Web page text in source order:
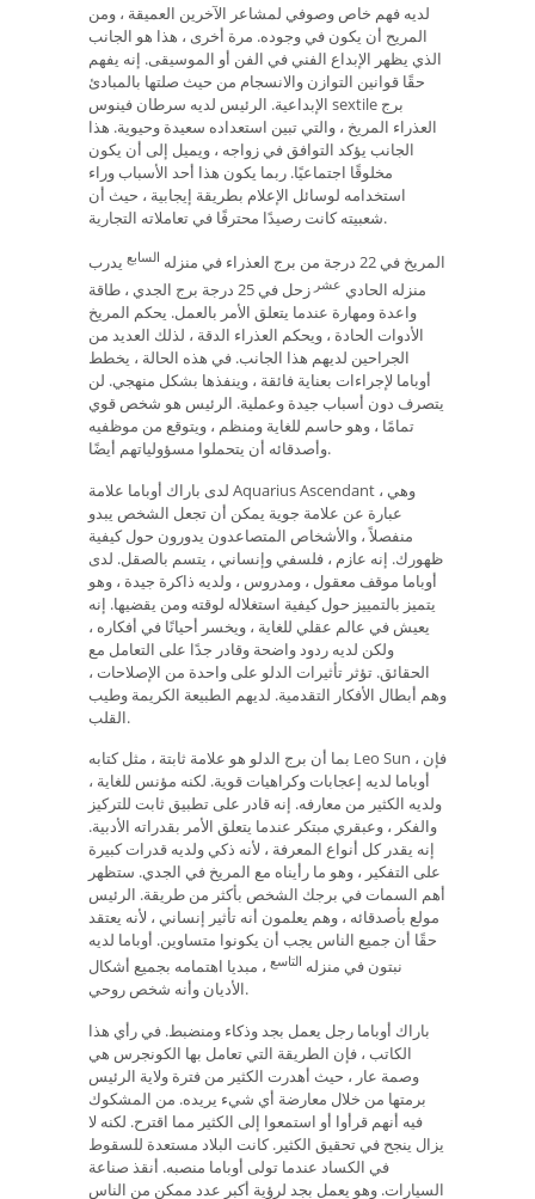
لديه فهم خاص وصوفي لمشاعر الآخرين العميقة ، ومن
المريح أن يكون في وجوده. مرة أخرى ، هذا هو الجانب
الذي يظهر الإبداع الفني في الفن أو الموسيقى. إنه يفهم
حقًا قوانين التوازن والانسجام من حيث صلتها بالمبادئ
الإبداعية. الرئيس لديه سرطان فينوس sextile برج
العذراء المريخ ، والتي تبين استعداده سعيدة وحيوية. هذا
الجانب يؤكد التوافق في زواجه ، ويميل إلى أن يكون
مخلوقًا اجتماعيًا. ربما يكون هذا أحد الأسباب وراء
استخدامه لوسائل الإعلام بطريقة إيجابية ، حيث أن
شعبيته كانت رصيدًا محترفًا في تعاملاته التجارية.
المريخ في 22 درجة من برج العذراء في منزله السابع يدرب
منزله الحادي عشر
زحل في 25 درجة برج الجدي ، طاقة
واعدة ومهارة عندما يتعلق الأمر بالعمل. يحكم المريخ
الأدوات الحادة ، ويحكم العذراء الدقة ، لذلك العديد من
الجراحين لديهم هذا الجانب. في هذه الحالة ، يخطط
أوباما لإجراءات بعناية فائقة ، وينفذها بشكل منهجي. لن
يتصرف دون أسباب جيدة وعملية. الرئيس هو شخص قوي
تمامًا ، وهو حاسم للغاية ومنظم ، ويتوقع من موظفيه
وأصدقائه أن يتحملوا مسؤولياتهم أيضًا.
لدى باراك أوباما علامة Aquarius Ascendant ، وهي
عبارة عن علامة جوية يمكن أن تجعل الشخص يبدو
منفصلاً ، والأشخاص المتصاعدون يدورون حول كيفية
ظهورك. إنه عازم ، فلسفي وإنساني ، يتسم بالصقل. لدى
أوباما موقف معقول ، ومدروس ، ولديه ذاكرة جيدة ، وهو
يتميز بالتمييز حول كيفية استغلاله لوقته ومن يقضيها. إنه
يعيش في عالم عقلي للغاية ، ويخسر أحيانًا في أفكاره ،
ولكن لديه ردود واضحة وقادر جدًا على التعامل مع
الحقائق. تؤثر تأثيرات الدلو على واحدة من الإصلاحات ،
وهم أبطال الأفكار التقدمية. لديهم الطبيعة الكريمة وطيب
القلب.
بما أن برج الدلو هو علامة ثابتة ، مثل كتابه Leo Sun ، فإن
أوباما لديه إعجابات وكراهيات قوية. لكنه مؤنس للغاية ،
ولديه الكثير من معارفه. إنه قادر على تطبيق ثابت للتركيز
والفكر ، وعبقري مبتكر عندما يتعلق الأمر بقدراته الأدبية.
إنه يقدر كل أنواع المعرفة ، لأنه ذكي ولديه قدرات كبيرة
على التفكير ، وهو ما رأيناه مع المريخ في الجدي. ستظهر
أهم السمات في برجك الشخص بأكثر من طريقة. الرئيس
مولع بأصدقائه ، وهم يعلمون أنه تأثير إنساني ، لأنه يعتقد
حقًا أن جميع الناس يجب أن يكونوا متساوين. أوباما لديه
نبتون في منزله التاسع ، مبديا اهتمامه بجميع أشكال
الأديان وأنه شخص روحي.
باراك أوباما رجل يعمل بجد وذكاء ومنضبط. في رأي هذا
الكاتب ، فإن الطريقة التي تعامل بها الكونجرس هي
وصمة عار ، حيث أهدرت الكثير من فترة ولاية الرئيس
برمتها من خلال معارضة أي شيء يريده. من المشكوك
فيه أنهم قرأوا أو استمعوا إلى الكثير مما اقترح. لكنه لا
يزال ينجح في تحقيق الكثير. كانت البلاد مستعدة للسقوط
في الكساد عندما تولى أوباما منصبه. أنقذ صناعة
السيارات. وهو يعمل بجد لرؤية أكبر عدد ممكن من الناس